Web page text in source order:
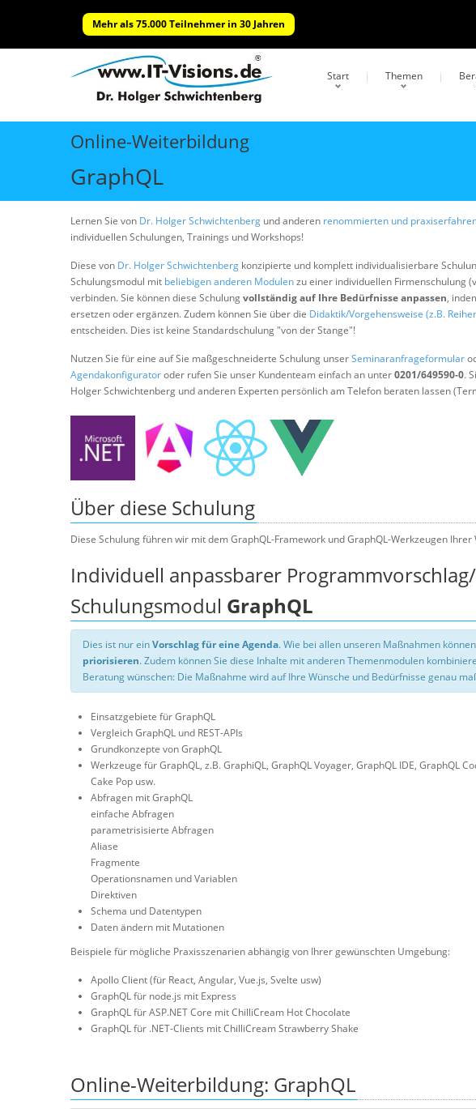
Mehr als 75.000 Teilnehmer in 30 Jahren
Start Themen
Online-Weiterbildung
GraphQL
Lernen Sie von Dr. Holger Schwichtenberg und anderen renommierten und
individuellen Schulungen, Trainings und Workshops!
Diese von Dr. Holger Schwichtenberg konzipierte und komplett individualisierbare
Schulungsmodul mit beliebigen anderen Modulenzu einer individuellen Firmenschulung
verbinden. Sie können diese Schulungvollständig auf Ihre Bedürfnisse anpassen,
ersetzen oder ergänzen. Zudem können Sie über die Didaktik/Vorgehensweise (z.B.
entscheiden. Dies ist keine Standardschulung "von der Stange"!
Nutzen Sie für eine auf Sie maßgeschneiderte Schulung unserSeminaranfrageformular
Agendakonfiguratoroder rufen Sie unser Kundenteam einfach an unter0201/649590-0.
Holger Schwichtenberg und anderen Experten persönlich am Telefon beraten lassen
Über diese Schulung
Diese Schulung führen wir mit dem GraphQL-Framework und GraphQL-Werkzeugen Ihrer
Individuell anpassbarer
Schulungsmodul GraphQL
Dies ist nur einVorschlag für eine Agenda. Wie bei allen unseren Maßnahmen
priorisieren. Zudem können Sie diese Inhalte mit anderen Themenmodulen
Beratung wünschen: Die Maßnahme wird auf Ihre Wünsche und Bedürfnisse genau
Einsatzgebiete für GraphQL
Vergleich GraphQL und REST-APIs
Grundkonzepte von GraphQL
Werkzeuge für GraphQL, z.B. GraphiQL, GraphQL Voyager, GraphQL IDE, GraphQL
Cake Pop usw.
Abfragen mit GraphQL
einfache Abfragen
parametrisisierte Abfragen
Aliase
Fragmente
Operationsnamen und Variablen
Direktiven
Schema und Datentypen
Daten ändern mit Mutationen
Beispiele für mögliche Praxisszenarien abhängig von Ihrer gewünschten Umgebung:
Apollo Client (für React, Angular, Vue.js, Svelte usw)
GraphQL für node.js mit Express
GraphQL für ASP.NET Core mit ChilliCream Hot Chocolate
GraphQL für .NET-Clients mit ChilliCream Strawberry Shake
Online-Weiterbildung: GraphQL